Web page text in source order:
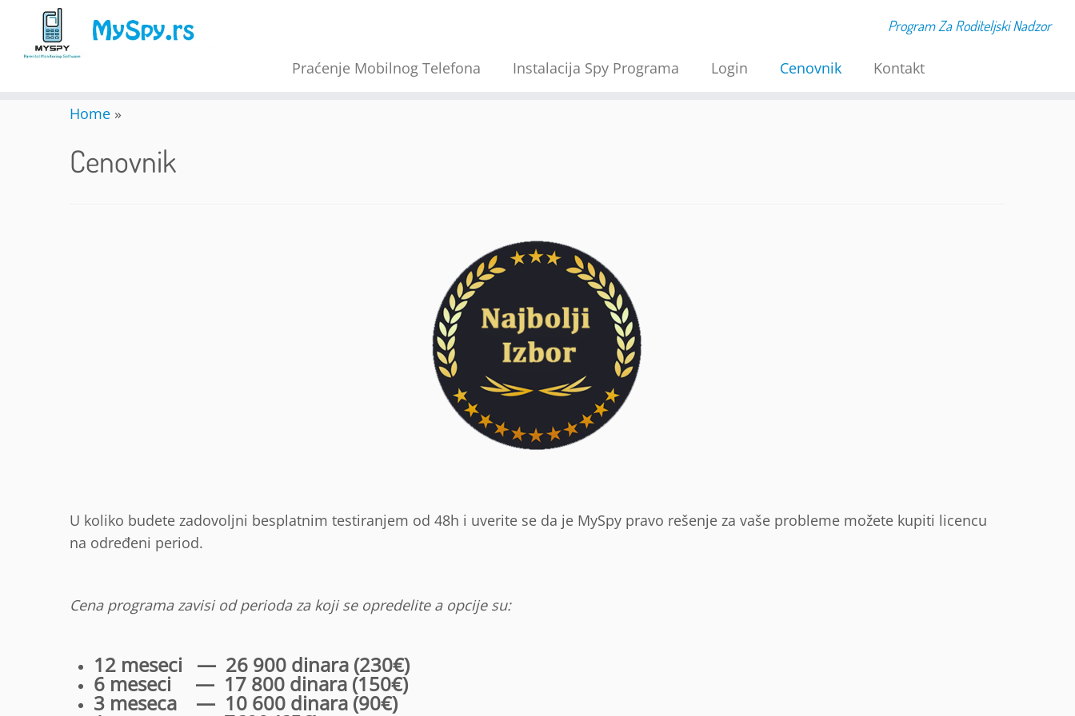
Program Za Roditeljski Nadzor
Praćenje Mobilnog Telefona Instalacija Spy Programa Login Cenovnik Kontakt
Home »
Cenovnik
U koliko budete zadovoljni besplatnim testiranjem od 48h i uverite se da je MySpy pravo rešenje za vaše probleme možete kupiti licencu
na određeni period.
Cena programa zavisi od perioda za koji se opredelite a opcije su:
12 meseci — 26 900 dinara (230€)
6 meseci — 17 800 dinara (150€)
3 meseca — 10 600 dinara (90€)